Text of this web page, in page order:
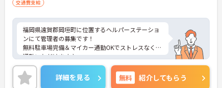
交通費支給
福岡県遠賀郡岡垣町に位置するヘルパーステーショ
ンにて管理者の募集です！
無料駐車場完備＆マイカー通勤OKでストレスなくご
通勤いただけます♪
ご興味ある方には、面接対策ポイントなど、さらに
詳細をお話しいたしますのでお気軽にご相談くださ
い！
詳細を見る 無料 紹介してもらう